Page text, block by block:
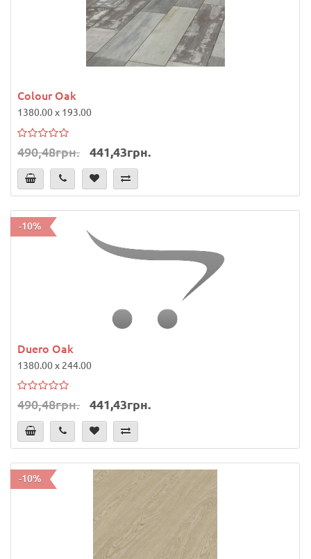
Colour Oak
1380.00 x 193.00
490,48грн. 441,43грн.
-10%
Duero Oak
1380.00 x 244.00
490,48грн. 441,43грн.
-10%